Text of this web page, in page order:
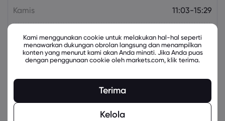
Kamis 11:03-15:29
Jumat 07:01-10:59
Jumat 11:03-15:29
Instrumen Terkait
Kami menggunakan cookie untuk melakukan hal-hal seperti
menawarkan dukungan obrolan langsung dan menampilkan
konten yang menurut kami akan Anda minati. Jika Anda puas
dengan penggunaan cookie oleh markets.com, klik terima.
Terima
Kelola